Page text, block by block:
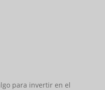
para invertir en el